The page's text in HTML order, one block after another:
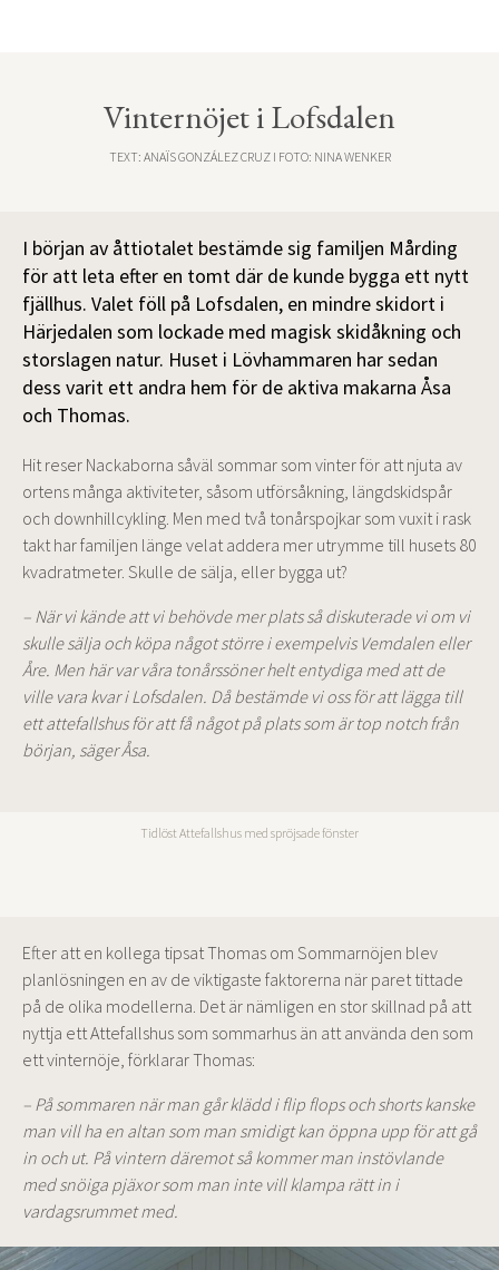
Vinternöjet i Lofsdalen
TEXT: ANAÏS GONZÁLEZ CRUZ I FOTO: NINA WENKER
I början av åttiotalet bestämde sig familjen Mårding
för att leta efter en tomt där de kunde bygga ett nytt
fjällhus. Valet föll på Lofsdalen, en mindre skidort i
Härjedalen som lockade med magisk skidåkning och
storslagen natur. Huset i Lövhammaren har sedan
dess varit ett andra hem för de aktiva makarna Åsa
och Thomas.
Hit reser Nackaborna såväl sommar som vinter för att njuta av
ortens många aktiviteter, såsom utförsåkning, längdskidspår
och downhillcykling. Men med två tonårspojkar som vuxit i rask
takt har familjen länge velat addera mer utrymme till husets 80
kvadratmeter. Skulle de sälja, eller bygga ut?
– När vi kände att vi behövde mer plats så diskuterade vi om vi
skulle sälja och köpa något större i exempelvis Vemdalen eller
Åre. Men här var våra tonårssöner helt entydiga med att de
ville vara kvar i Lofsdalen. Då bestämde vi oss för att lägga till
ett attefallshus för att få något på plats som är top notch från
början, säger Åsa.
Tidlöst Attefallshus med spröjsade fönster
Efter att en kollega tipsat Thomas om Sommarnöjen blev
planlösningen en av de viktigaste faktorerna när paret tittade
på de olika modellerna. Det är nämligen en stor skillnad på att
nyttja ett Attefallshus som sommarhus än att använda den som
ett vinternöje, förklarar Thomas:
– På sommaren när man går klädd i flip flops och shorts kanske
man vill ha en altan som man smidigt kan öppna upp för att gå
in och ut. På vintern däremot så kommer man instövlande
med snöiga pjäxor som man inte vill klampa rätt in i
vardagsrummet med.